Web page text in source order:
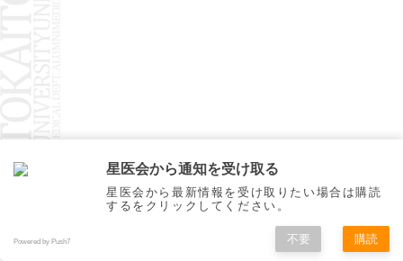
星医会から通知を受け取る
星医会から最新情報を受け取りたい場合は購読
するをクリックしてください。
Powered by Push7 不要 購読